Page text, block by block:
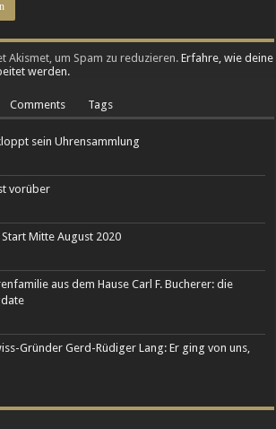
Akismet, um Spam zu reduzieren.Erfahre, wie deine
werden.
Comments Tags
sein Uhrensammlung
vorüber
Start Mitte August 2020
aus dem Hause Carl F. Bucherer: die
Gründer Gerd-Rüdiger Lang: Er ging von uns,